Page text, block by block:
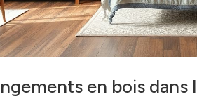
en bois dans